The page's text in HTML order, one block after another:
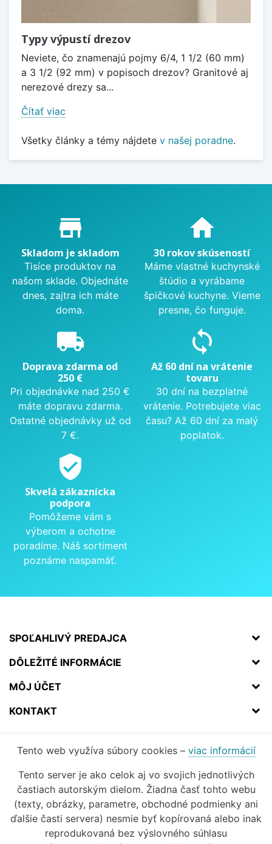
Typy výpustí drezov
Neviete, čo znamenajú pojmy 6/4, 1 1/2 (60 mm)
a 3 1/2 (92 mm) v popisoch drezov? Granitové aj
nerezové drezy sa...
Čítať viac
Všetky články a témy nájdete v našej poradne.
Proč nakupovat u nás?
store_mall_directory
Skladom je skladom
Tisíce produktov na
našom sklade. Objednáte
dnes, zajtra ich máte
doma.
home
30 rokov skúseností
Máme vlastné kuchynské
štúdio a vyrábame
špičkové kuchyne. Vieme
presne, čo funguje.
local_shipping
Doprava zdarma od
250 €
Pri objednávke nad 250 €
máte dopravu zdarma.
Ostatné objednávky už od
7 €.
sync
Až 60 dní na vrátenie
tovaru
30 dní na bezplatné
vrátenie. Potrebujete viac
času? Až 60 dní za malý
poplatok.
verified_user
Skvelá zákaznícka
podpora
Pomôžeme vám s
výberom a ochotne
poradíme. Náš sortiment
poznáme naspamäť.
SPOĽAHLIVÝ PREDAJCA
DÔLEŽITÉ INFORMÁCIE
MÔJ ÚČET
KONTAKT
Tento web využíva súbory cookies – viac informácií
Tento server je ako celok aj vo svojich jednotlivých
častiach autorským dielom. Žiadna časť tohto webu
(texty, obrázky, parametre, obchodné podmienky ani
ďalšie časti servera) nesmie byť kopírovaná alebo inak
reprodukovaná bez výslovného súhlasu